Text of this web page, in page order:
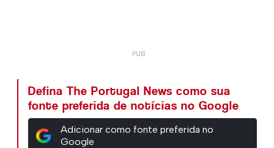
Defina The Portugal News como sua
fonte preferida de notícias no Google
Adicionar como fonte preferida no
Google